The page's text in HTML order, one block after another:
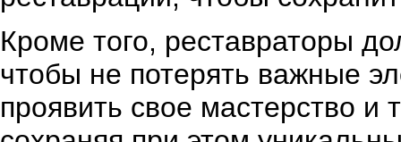
Кроме того, реставраторы
чтобы не потерять важные
проявить свое мастерство и